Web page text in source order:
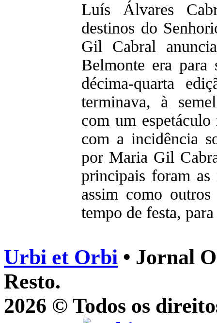
Luís Álvares
destinos do
Gil Cabral
Belmonte era para
décima-quarta
terminava, à
com um
com a incidência
por Maria Gil
principais foram as
assim como
tempo de festa,
Urbi et Orbi • Jornal
Resto.
2026 © Todos os